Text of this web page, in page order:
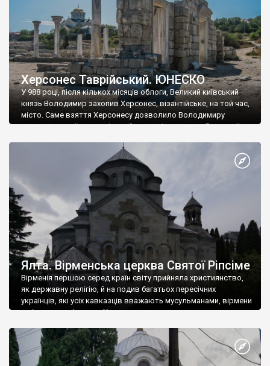
Херсонес Таврійський. ЮНЕСКО
У 988 році, після кількох місяців облоги, Великий київський
князь Володимир захопив Херсонес, візантійське, на той час,
місто. Саме взяття Херсонесу дозволило Володимиру
диктувати свої умови візантійському імператору Василю ІІ, та
Херсонесі Володимир-язичник, став Василем-християнином.
А потім було Хрещення Русі. На честь Херсонесу Таврійського
Ялта. Вірменська церква Святої Ріпсіме
Вірменія першою серед країн світу прийняла християнство,
як державну релігію, й на подив багатьох пересічних
українців, які усіх кавказців вважають мусульманами, вірмени
є відданими вірянами Христа